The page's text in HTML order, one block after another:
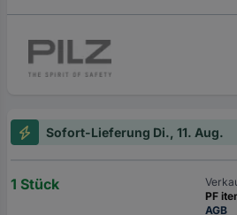
Sofort-Lieferung Di., 11. Aug.
1 Stück
PF
AGB